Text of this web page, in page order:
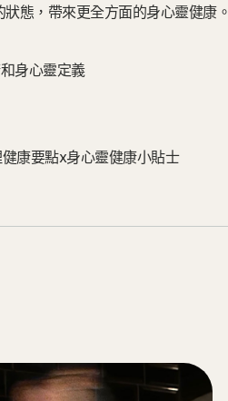
態，帶來更全方面的身心靈健康。
身心靈定義
康要點x身心靈健康小貼士